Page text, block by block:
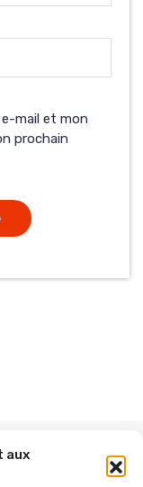
aux
mail et mon
prochain